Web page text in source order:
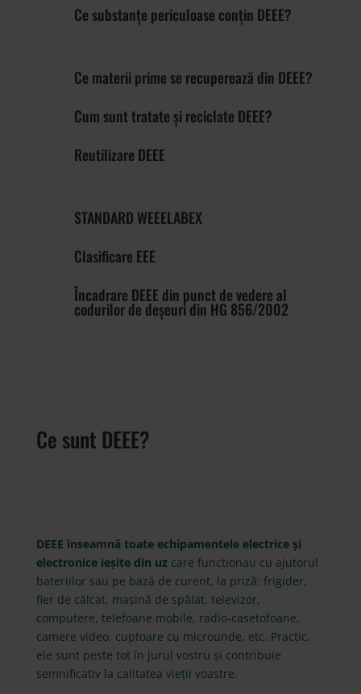
Ce substanțe periculoase conțin DEEE?
Ce materii prime se recuperează din DEEE?
Cum sunt tratate și reciclate DEEE?
Reutilizare DEEE
STANDARD WEEELABEX
Clasificare EEE
Încadrare DEEE din punct de vedere al
codurilor de deșeuri din HG 856/2002
Ce sunt DEEE?
DEEE înseamnă toate echipamentele electrice și
electronice ieșite din uz care funcționau cu ajutorul
bateriilor sau pe bază de curent, la priză: frigider,
fier de călcat, mașină de spălat, televizor,
computere, telefoane mobile, radio-casetofoane,
camere video, cuptoare cu microunde, etc. Practic,
ele sunt peste tot în jurul vostru și contribuie
semnificativ la calitatea vieții voastre.